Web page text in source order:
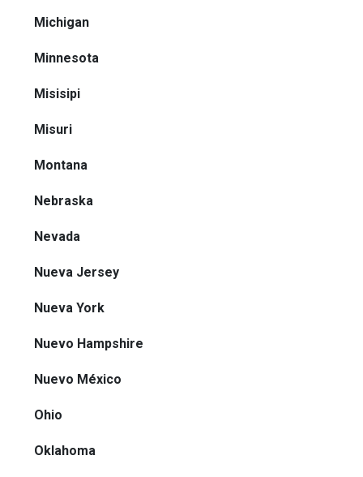
Michigan
Minnesota
Misisipi
Misuri
Montana
Nebraska
Nevada
Nueva Jersey
Nueva York
Nuevo Hampshire
Nuevo México
Ohio
Oklahoma